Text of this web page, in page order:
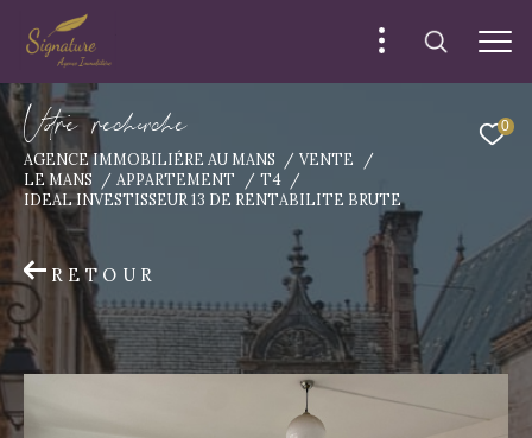
0
Vore recece
AGENCE IMMOBILIÉRE AU MANS
VENTE
LE MANS
APPARTEMENT
T4
IDEAL INVESTISSEUR 13 DE RENTABILITE BRUTE
RETOUR